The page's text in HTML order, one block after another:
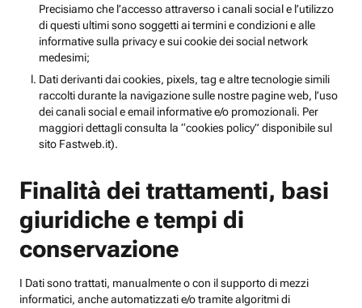
Precisiamo che l’accesso attraverso i canali social e l’utilizzo
di questi ultimi sono soggetti ai termini e condizioni e alle
informative sulla privacy e sui cookie dei social network
medesimi;
Dati derivanti dai cookies, pixels, tag e altre tecnologie simili
raccolti durante la navigazione sulle nostre pagine web, l’uso
dei canali social e email informative e/o promozionali. Per
maggiori dettagli consulta la “cookies policy” disponibile sul
sito Fastweb.it).
Finalità dei trattamenti, basi
giuridiche e tempi di
conservazione
I Dati sono trattati, manualmente o con il supporto di mezzi
informatici, anche automatizzati e/o tramite algoritmi di